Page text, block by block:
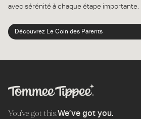
avec sérénité à chaque étape importante.
Découvrez Le Coin des Parents
You’ve got this.We’ve got you.